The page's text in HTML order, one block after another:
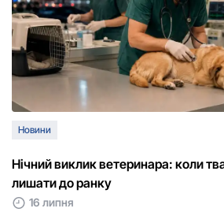
Новини
Нічний виклик ветеринара: коли
лишати до ранку
16 липня